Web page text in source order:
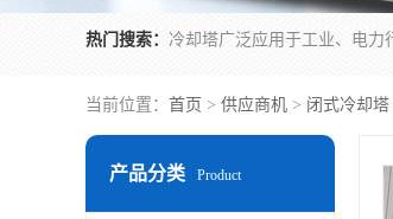
热门搜索：
当前位置： 首页 > 供应商机 > 闭式冷却塔
产品分类 Product